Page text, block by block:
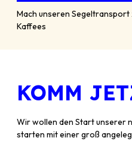
Mach unseren
Kaffees
KOMM
Wir wollen den Start unserer
starten mit einer groß